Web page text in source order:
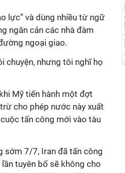
lực” và dùng nhiều từ ngữ
ngăn cản các nhà đàm
ngoại giao.
chuyện, nhưng tôi nghĩ họ
Mỹ tiến hành một đợt
cho phép nước này xuất
tấn công mới vào tàu
7/7, Iran đã tấn công
tuyên bố sẽ không cho